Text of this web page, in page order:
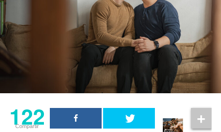
actor. En una entrevista con Rolling Stone UK, explicó
que Sinon representa el impacto de la guerra en
quienes quedan atrapados en ella y aseguró que Elliot
Page hizo un trabajo “increíble” al dar vida al
personaje.
122
Compartir